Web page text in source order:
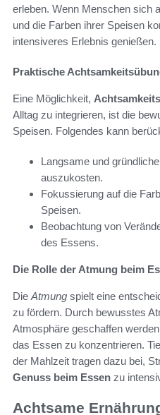
erleben. Wenn Menschen sich
und die Farben ihrer Speisen
intensiveres Erlebnis genießen.
Praktische
Eine Möglichkeit,
Alltag zu integrieren, ist die
Speisen. Folgendes kann
Langsame und
auszukosten.
Fokussierung auf die
Speisen.
Beobachtung von
des Essens.
Die Rolle der Atmung beim
Die Atmung spielt eine
zu fördern. Durch bewusstes
Atmosphäre geschaffen
das Essen zu konzentrieren.
der Mahlzeit tragen dazu bei,
Genuss beim Essen zu
Achtsame